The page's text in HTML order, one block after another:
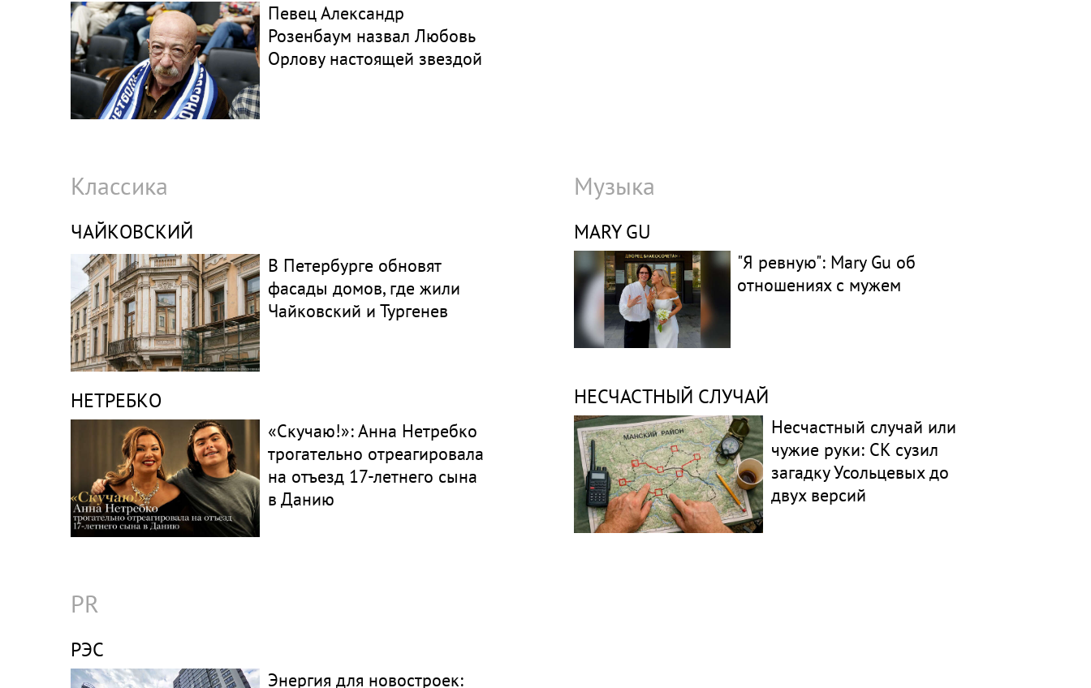
Певец Александр
Розенбаум назвал Любовь
Орлову настоящей звездой
Классика
ЧАЙКОВСКИЙ
В Петербурге обновят
фасады домов, где жили
Чайковский и Тургенев
НЕТРЕБКО
«Скучаю!»: Анна Нетребко
трогательно отреагировала
на отъезд 17-летнего сына
в Данию
Музыка
MARY GU
"Я ревную": Mary Gu об
отношениях с мужем
НЕСЧАСТНЫЙ СЛУЧАЙ
Несчастный случай или
чужие руки: СК сузил
загадку Усольцевых до
двух версий
PR
РЭС
Энергия для новостроек: